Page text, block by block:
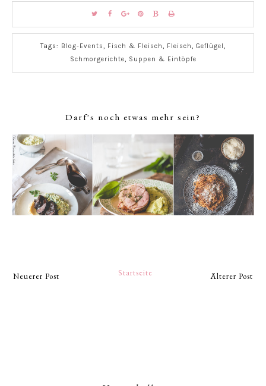
Tags: Blog-Events, Fisch & Fleisch, Fleisch, Geflügel,
Schmorgerichte, Suppen & Eintöpfe
Darf's noch etwas mehr sein?
Neuerer Post Älterer Post
Startseite